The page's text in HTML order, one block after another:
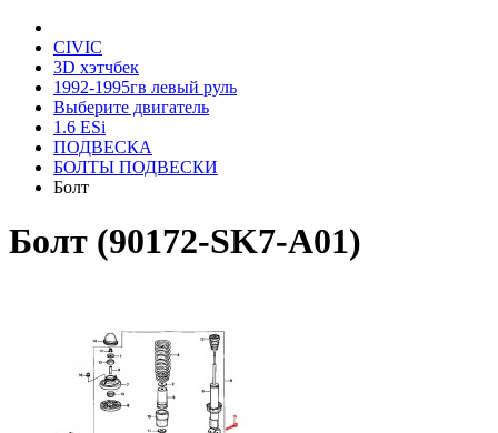
CIVIC
3D хэтчбек
1992-1995гв левый руль
Выберите двигатель
1.6 ESi
ПОДВЕСКА
БОЛТЫ ПОДВЕСКИ
Болт
Болт (90172-SK7-A01)